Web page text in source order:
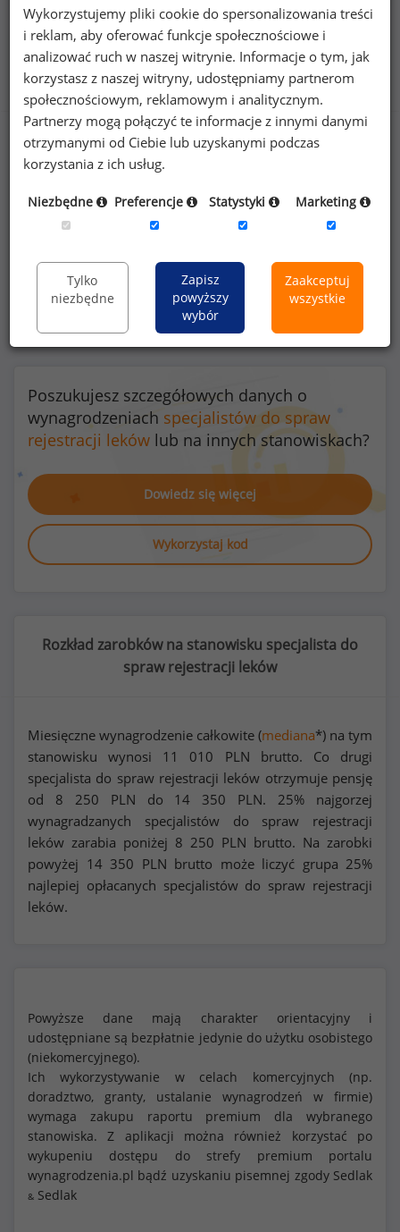
Benefity na stanowisku specjalista do spraw
rejestracji leków
60 %
możliwość pracy zdalnej
Poszukujesz szczegółowych danych o
wynagrodzeniach specjalistów do spraw
rejestracji leków lub na innych stanowiskach?
Dowiedz się więcej
Wykorzystaj kod
Rozkład zarobków na stanowisku specjalista do
spraw rejestracji leków
Miesięczne wynagrodzenie całkowite (mediana*) na tym
stanowisku wynosi 11 010 PLN brutto. Co drugi
specjalista do spraw rejestracji leków otrzymuje pensję
od 8 250 PLN do 14 350 PLN. 25% najgorzej
wynagradzanych specjalistów do spraw rejestracji
leków zarabia poniżej 8 250 PLN brutto. Na zarobki
powyżej 14 350 PLN brutto może liczyć grupa 25%
najlepiej opłacanych specjalistów do spraw rejestracji
leków.
Powyższe dane mają charakter orientacyjny i
udostępniane są bezpłatnie jedynie do użytku osobistego
(niekomercyjnego).
Ich wykorzystywanie w celach komercyjnych (np.
doradztwo, granty, ustalanie wynagrodzeń w firmie)
wymaga zakupu raportu premium dla wybranego
stanowiska. Z aplikacji można również korzystać po
wykupeniu dostępu do strefy premium portalu
wynagrodzenia.pl bądź uzyskaniu pisemnej zgody Sedlak
& Sedlak
Wykorzystujemy pliki cookie do spersonalizowania treści
i reklam, aby oferować funkcje społecznościowe i
analizować ruch w naszej witrynie. Informacje o tym, jak
korzystasz z naszej witryny, udostępniamy partnerom
społecznościowym, reklamowym i analitycznym.
Partnerzy mogą połączyć te informacje z innymi danymi
otrzymanymi od Ciebie lub uzyskanymi podczas
korzystania z ich usług.
Niezbędne Preferencje Statystyki Marketing
Tylko
niezbędne
Zapisz
powyższy
wybór
Zaakceptuj
wszystkie